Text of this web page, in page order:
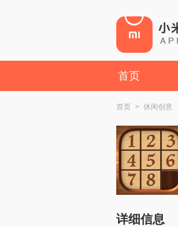
首页
首页 > 休闲创意
详细信息